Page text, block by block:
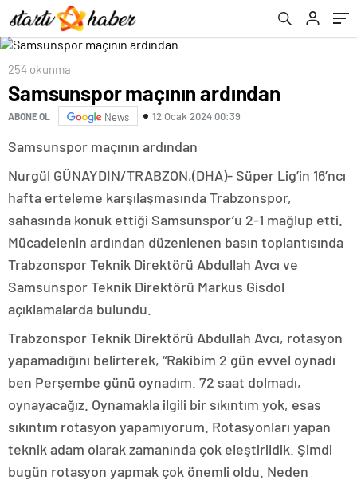
254 okunma
Samsunspor maçının ardından
ABONE OL News 12 Ocak 2024 00:39
Samsunspor maçının ardından
Nurgül GÜNAYDIN/TRABZON,(DHA)- Süper Lig’in 16’ncı
hafta erteleme karşılaşmasında Trabzonspor,
sahasında konuk ettiği Samsunspor’u 2-1 mağlup etti.
Mücadelenin ardından düzenlenen basın toplantısında
Trabzonspor Teknik Direktörü Abdullah Avcı ve
Samsunspor Teknik Direktörü Markus Gisdol
açıklamalarda bulundu.
Trabzonspor Teknik Direktörü Abdullah Avcı, rotasyon
yapamadığını belirterek, “Rakibim 2 gün evvel oynadı
ben Perşembe günü oynadım. 72 saat dolmadı,
oynayacağız. Oynamakla ilgili bir sıkıntım yok, esas
sıkıntım rotasyon yapamıyorum. Rotasyonları yapan
teknik adam olarak zamanında çok eleştirildik. Şimdi
bugün rotasyon yapmak çok önemli oldu. Neden